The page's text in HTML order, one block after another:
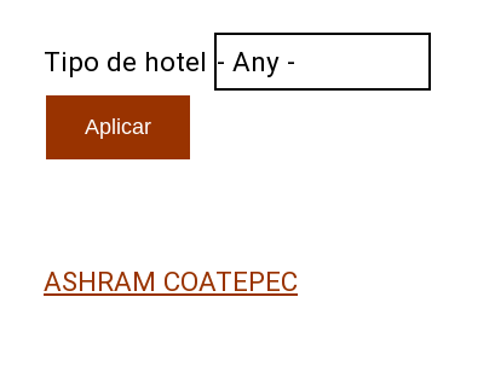
Tipo de hotel
ASHRAM COATEPEC